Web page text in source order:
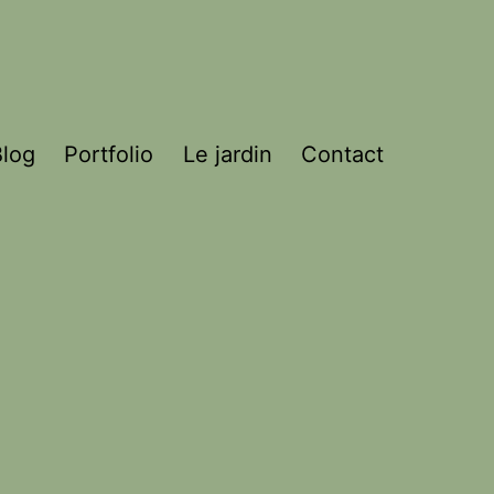
Portfolio Le jardin Contact